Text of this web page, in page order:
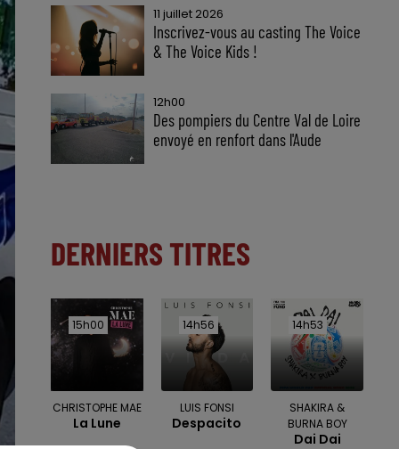
11 juillet 2026
Inscrivez-vous au casting The Voice
& The Voice Kids !
12h00
Des pompiers du Centre Val de Loire
envoyé en renfort dans l'Aude
DERNIERS TITRES
15h00
15h00
CHRISTOPHE MAE
La Lune
14h56
14h56
LUIS FONSI
Despacito
14h53
14h53
SHAKIRA &
BURNA BOY
Dai Dai